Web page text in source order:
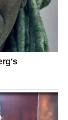
na izazove s
Zlata je
Njena iskustva
ciljevima.
volje i
postignu svoje
Zlata Petrović
načina na